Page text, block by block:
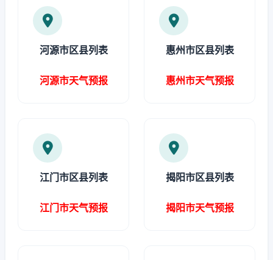
河源市区县列表
河源市天气预报
惠州市区县列表
惠州市天气预报
江门市区县列表
江门市天气预报
揭阳市区县列表
揭阳市天气预报